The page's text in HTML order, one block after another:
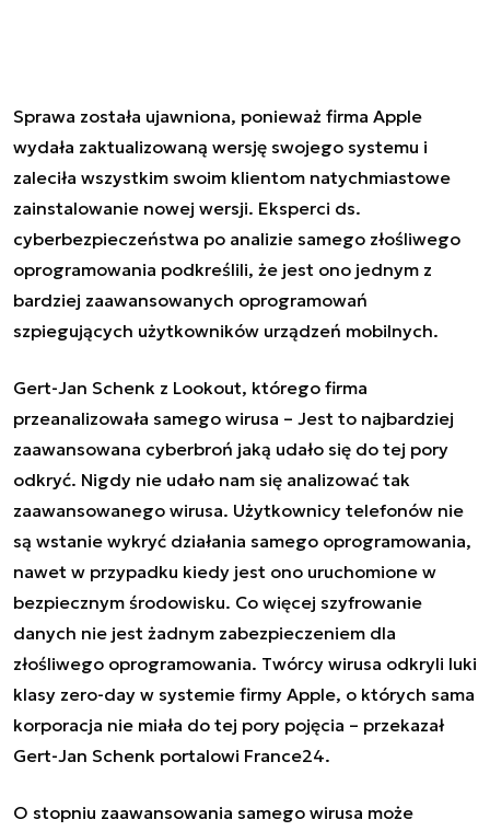
Sprawa została ujawniona, ponieważ firma Apple
wydała zaktualizowaną wersję swojego systemu i
zaleciła wszystkim swoim klientom natychmiastowe
zainstalowanie nowej wersji. Eksperci ds.
cyberbezpieczeństwa po analizie samego złośliwego
oprogramowania podkreślili, że jest ono jednym z
bardziej zaawansowanych oprogramowań
szpiegujących użytkowników urządzeń mobilnych.
Gert-Jan Schenk z Lookout, którego firma
przeanalizowała samego wirusa – Jest to najbardziej
zaawansowana cyberbroń jaką udało się do tej pory
odkryć. Nigdy nie udało nam się analizować tak
zaawansowanego wirusa. Użytkownicy telefonów nie
są wstanie wykryć działania samego oprogramowania,
nawet w przypadku kiedy jest ono uruchomione w
bezpiecznym środowisku. Co więcej szyfrowanie
danych nie jest żadnym zabezpieczeniem dla
złośliwego oprogramowania. Twórcy wirusa odkryli luki
klasy zero-day w systemie firmy Apple, o których sama
korporacja nie miała do tej pory pojęcia – przekazał
Gert-Jan Schenk portalowi France24.
O stopniu zaawansowania samego wirusa może